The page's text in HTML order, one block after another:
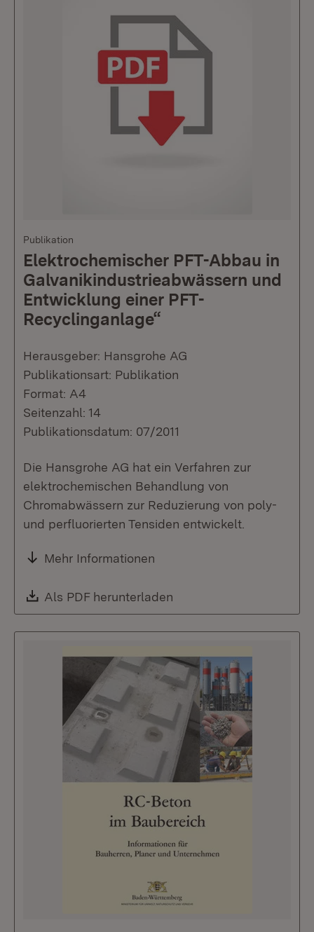
Publikation
Elektrochemischer PFT-Abbau in
Galvanikindustrieabwässern und
Entwicklung einer PFT-
Recyclinganlage“
Herausgeber: Hansgrohe AG
Publikationsart: Publikation
Format: A4
Seitenzahl: 14
Publikationsdatum: 07/2011
Die Hansgrohe AG hat ein Verfahren zur
elektrochemischen Behandlung von
Chromabwässern zur Reduzierung von poly-
und perfluorierten Tensiden entwickelt.
Mehr Informationen
Download:
Als PDF herunterladen